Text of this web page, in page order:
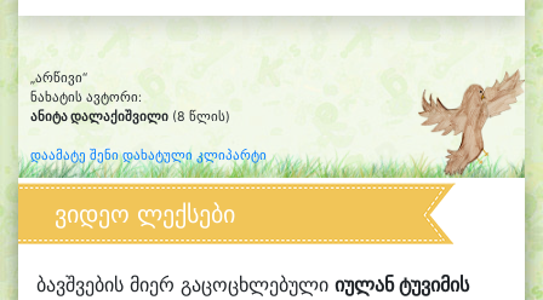
„არწივი“
ნახატის ავტორი:
ანიტა დალაქიშვილი (8 წლის)
დაამატე შენი დახატული კლიპარტი
ვიდეო ლექსები
ბავშვების მიერ გაცოცხლებული იულან ტუვიმის